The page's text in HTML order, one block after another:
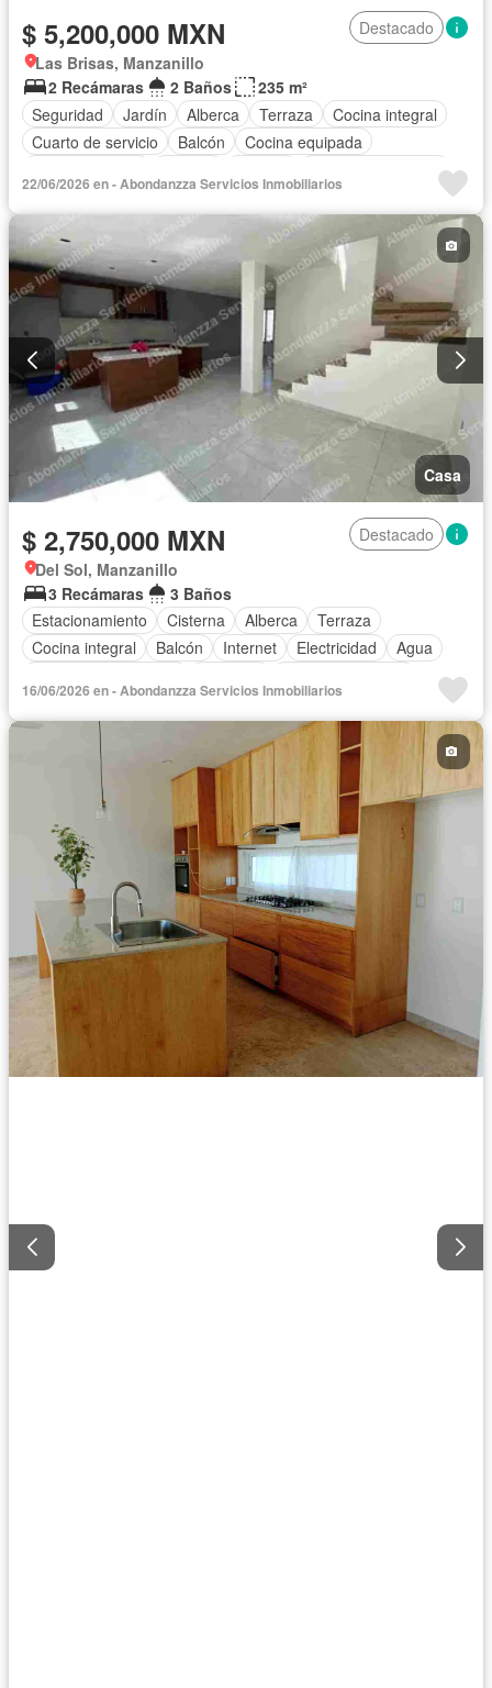
$ 5,200,000 MXN
Destacado
Las Brisas, Manzanillo
2 Recámaras
2 Baños
235 m²
Seguridad
Jardín Alberca Terraza
Cocina integral
Cuarto de servicio
Balcón
Cocina equipada
Aire acondicionado
Circuito cerrado de televisión
Electricidad
Cuarto de Limpieza
Televisión por cable
Gas natural
Zonas verdes
Vista panorámica
Recámara con closet
Wifi
Permite mascotas Permite niños
Solo familias
Completamente amueblado
22/06/2026 en - Abondanzza Servicios Inmobiliarios
Casa
$ 2,750,000 MXN
Destacado
Del Sol, Manzanillo
3 Recámaras
3 Baños
Estacionamiento
Cisterna Alberca
Terraza
Cocina integral
Balcón Internet Electricidad
Agua
Permite niños
Solo familias Sin amueblar
16/06/2026 en - Abondanzza Servicios Inmobiliarios